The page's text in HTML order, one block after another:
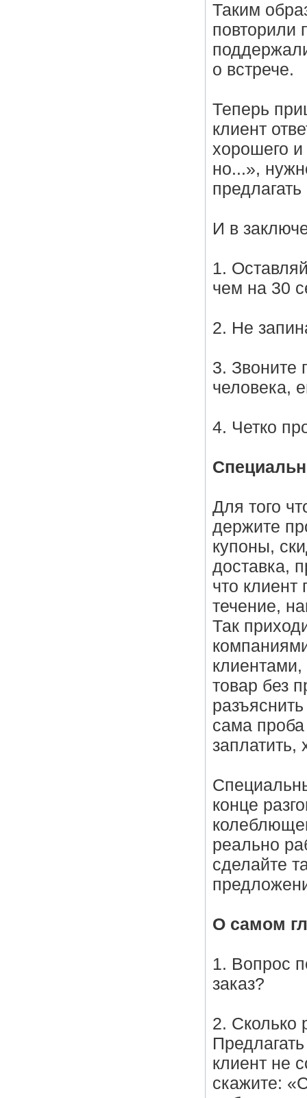
Таким
повторили
о встрече.
Теперь
клиент
хорошего и
но...»,
И в
1.
чем на 30
2. Не
3. Звоните
человека,
4. Четко
Для того
держите
купоны,
доставка,
что клиент
течение,
Так
клиентами,
товар без
сама проба
заплатить,
конце
реально
сделайте
О самом
1. Вопрос
заказ?
2. Сколько
клиент не
скажите: